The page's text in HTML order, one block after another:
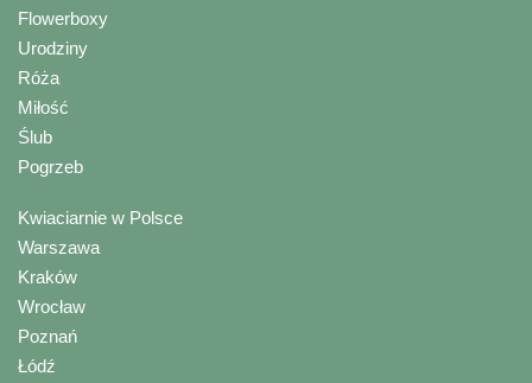
Flowerboxy
Urodziny
Róża
Miłość
Ślub
Pogrzeb
Kwiaciarnie w Polsce
Warszawa
Kraków
Wrocław
Poznań
Łódź